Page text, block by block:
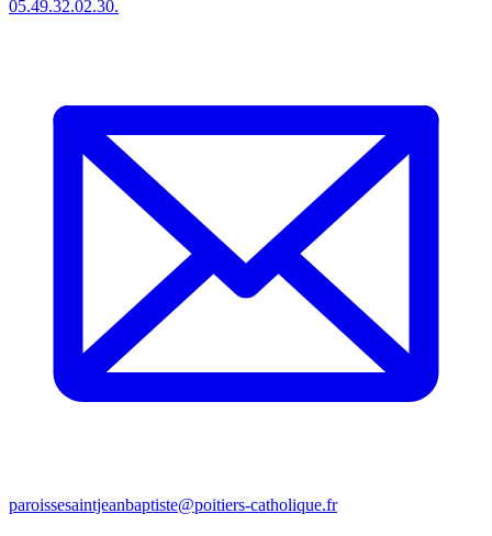
05.49.32.02.30.
paroissesaintjeanbaptiste@poitiers-catholique.fr